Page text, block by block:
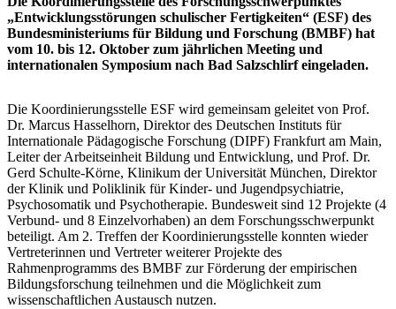
„Entwicklungsstörungen schulischer Fertigkeiten“ (ESF) des
Bundesministeriums für Bildung und Forschung (BMBF) hat
vom 10. bis 12. Oktober zum jährlichen Meeting und
internationalen Symposium nach Bad Salzschlirf eingeladen.
Die Koordinierungsstelle ESF wird gemeinsam geleitet von Prof.
Dr. Marcus Hasselhorn, Direktor des Deutschen Instituts für
Internationale Pädagogische Forschung (DIPF) Frankfurt am Main,
Leiter der Arbeitseinheit Bildung und Entwicklung, und Prof. Dr.
Gerd Schulte-Körne, Klinikum der Universität München, Direktor
der Klinik und Poliklinik für Kinder- und Jugendpsychiatrie,
Psychosomatik und Psychotherapie. Bundesweit sind 12 Projekte (4
Verbund- und 8 Einzelvorhaben) an dem Forschungsschwerpunkt
beteiligt. Am 2. Treffen der Koordinierungsstelle konnten wieder
Vertreterinnen und Vertreter weiterer Projekte des
Rahmenprogramms des BMBF zur Förderung der empirischen
Bildungsforschung teilnehmen und die Möglichkeit zum
wissenschaftlichen Austausch nutzen.